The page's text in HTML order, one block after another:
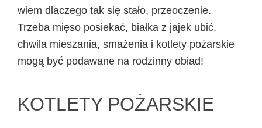
wiem dlaczego tak się stało, przeoczenie.
Trzeba mięso posiekać, białka z jajek ubić,
chwila mieszania, smażenia i kotlety pożarskie
mogą być podawane na rodzinny obiad!
KOTLETY POŻARSKIE